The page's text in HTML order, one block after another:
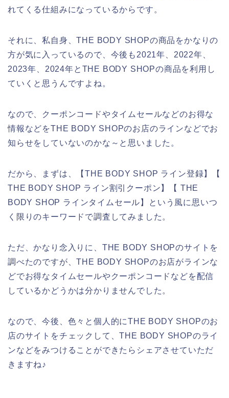
れてくる仕組みになっているからです。
それに、私自身、THE BODY SHOPの商品をかなりの
方が気に入っているので、今後も2021年、2022年、
2023年、2024年とTHE BODY SHOPの商品を利用し
ていくと思うんですよね。
なので、クーポンコードやタイムセールなどのお得な
情報などをTHE BODY SHOPのお店のラインなどでお
知らせをしていないのかな～と思いました。
だから、まずは、【THE BODY SHOP ライン登録】【
THE BODY SHOP ライン割引クーポン】【 THE
BODY SHOP ラインタイムセール】という風に思いつ
く限りのキーワードで調査してみました。
ただ、かなり念入りに、THE BODY SHOPのサイトを
調べたのですが、THE BODY SHOPのお店がラインな
どでお得なタイムセールやクーポンコードなどを配信
しているかどうかは分かりませんでした。
なので、今後、色々と個人的にTHE BODY SHOPのお
店のサイトをチェックして、THE BODY SHOPのライ
ンなどをみつけることができたらシェアさせていただ
きますね♪